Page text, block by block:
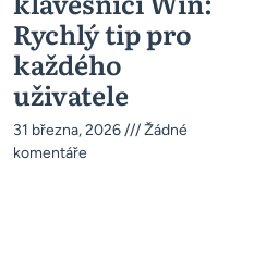
Rychlý tip pro
každého
uživatele
31 března, 2026
Žádné
komentáře